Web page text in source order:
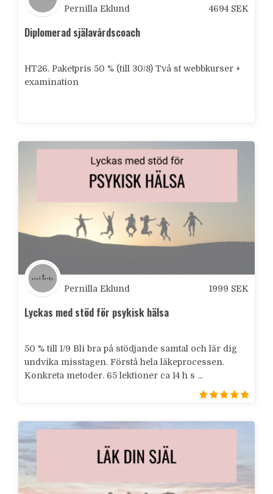
Pernilla Eklund 4694 SEK
Diplomerad själavårdscoach
HT26. Paketpris 50 % (till 30/8) Två st webbkurser +
examination
Pernilla Eklund 1999 SEK
Lyckas med stöd för psykisk hälsa
50 % till 1/9 Bli bra på stödjande samtal och lär dig
undvika misstagen. Förstå hela läkeprocessen.
Konkreta metoder. 65 lektioner ca 14 h s ...